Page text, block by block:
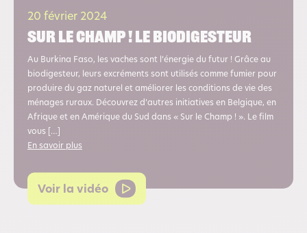
20 février 2024
Sur le champ ! Le biodigesteur
Au Burkina Faso, les vaches sont l’énergie du futur ! Grâce au
biodigesteur, leurs excréments sont utilisés comme fumier pour
produire du gaz naturel et améliorer les conditions de vie des
ménages ruraux. Découvrez d’autres initiatives en Belgique, en
Afrique et en Amérique du Sud dans « Sur le Champ ! ». Le film
vous […]
En savoir plus
Voir la vidéo